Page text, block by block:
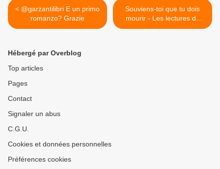
< @garzantilibri E un primo
romanzo? Grazie
Souviens-toi que tu dois
mourir - Les lectures de
Martine >
Hébergé par Overblog
Top articles
Pages
Contact
Signaler un abus
C.G.U.
Cookies et données personnelles
Préférences cookies